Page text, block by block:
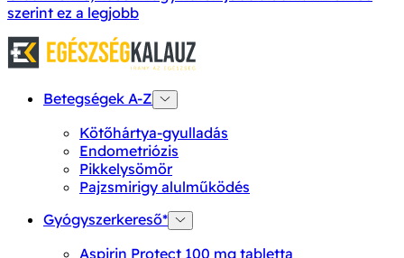
szerint ez a legjobb
Betegségek A-Z
Kötőhártya-gyulladás
Endometriózis
Pikkelysömör
Pajzsmirigy alulműködés
Gyógyszerkereső*
Aspirin Protect 100 mg tabletta